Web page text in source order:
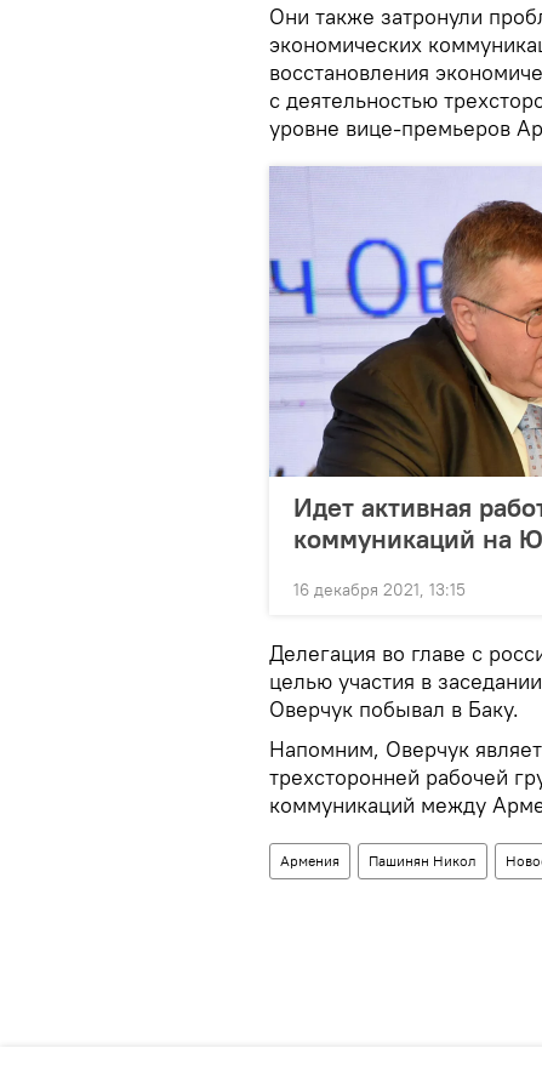
Они также затронули
экономических
восстановления
с деятельностью
уровне вице-премьеров
Идет активная
коммуникаций на
16 декабря 2021, 13:15
Делегация во главе с
целью участия в
Оверчук побывал в Баку.
Напомним, Оверчук
трехсторонней рабочей
коммуникаций между
Армения Пашинян Никол